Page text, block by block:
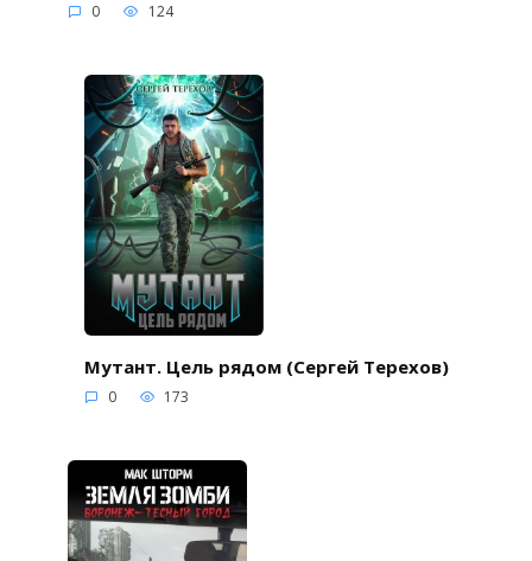
0 124
Мутант. Цель рядом (Сергей Терехов)
0 173